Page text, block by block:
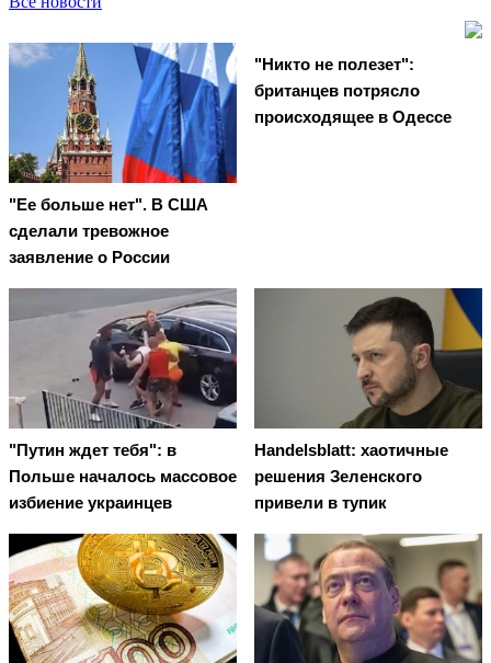
"Ее больше нет". В США
сделали тревожное
заявление о России
"Никто не полезет":
британцев потрясло
происходящее в Одессе
"Путин ждет тебя": в
Польше началось массовое
избиение украинцев
Handelsblatt: хаотичные
решения Зеленского
привели в тупик